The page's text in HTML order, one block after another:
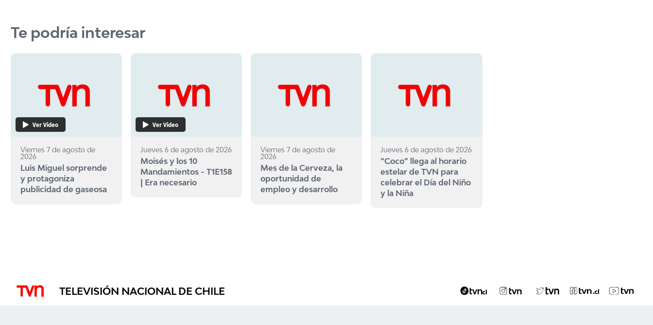
Te podría interesar
Ver Video
Viernes 7 de agosto de
2026
Luis Miguel sorprende
y protagoniza
publicidad de gaseosa
Ver Video
Jueves 6 de agosto de 2026
Moisés y los 10
Mandamientos - T1E158
| Era necesario
Viernes 7 de agosto de
2026
Mes de la Cerveza, la
oportunidad de
empleo y desarrollo
Jueves 6 de agosto de 2026
“Coco” llega al horario
estelar de TVN para
celebrar el Día del Niño
y la Niña
TELEVISIÓN NACIONAL DE CHILE